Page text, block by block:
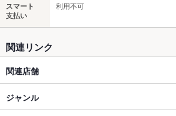
スマート
支払い
利用不可
関連リンク
関連店舗
富寿し
ジャンル